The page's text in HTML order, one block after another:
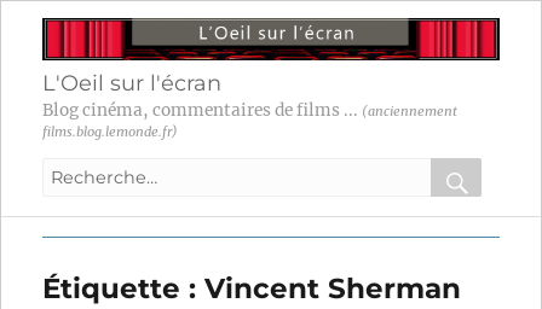
L'Oeil sur l'écran
Blog cinéma, commentaires de films ... (anciennement
films.blog.lemonde.fr)
Recherche
:
OK
Étiquette :Vincent Sherman